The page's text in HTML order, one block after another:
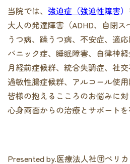
当院では、 強迫症（強迫性障害）
大人の発達障害（ADHD、自閉ス
うつ病、躁うつ病、不安症、適応
パニック症、睡眠障害、自律神経
月経前症候群、統合失調症、社交
過敏性腸症候群、アルコール使用
皆様の抱えるこころのお悩みに対
心身両面からの治療とサポートを
Presented by.医療法人社団ペリ